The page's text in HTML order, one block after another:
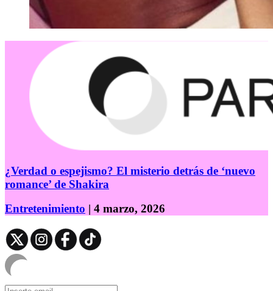
¿Verdad o espejismo? El misterio detrás de ‘nuevo
romance’ de Shakira
Entretenimiento | 4 marzo, 2026